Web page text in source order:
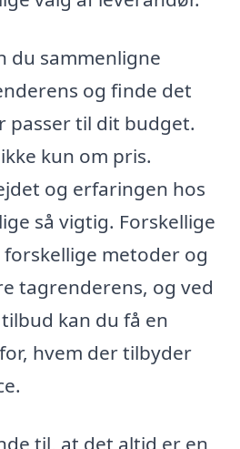
du sammenligne
og finde det
passer til dit budget.
kun om pris.
og erfaringen hos
så vigtig. Forskellige
metoder og
tagrenderens, og ved
kan du få en
hvem der tilbyder
til, at det altid er en